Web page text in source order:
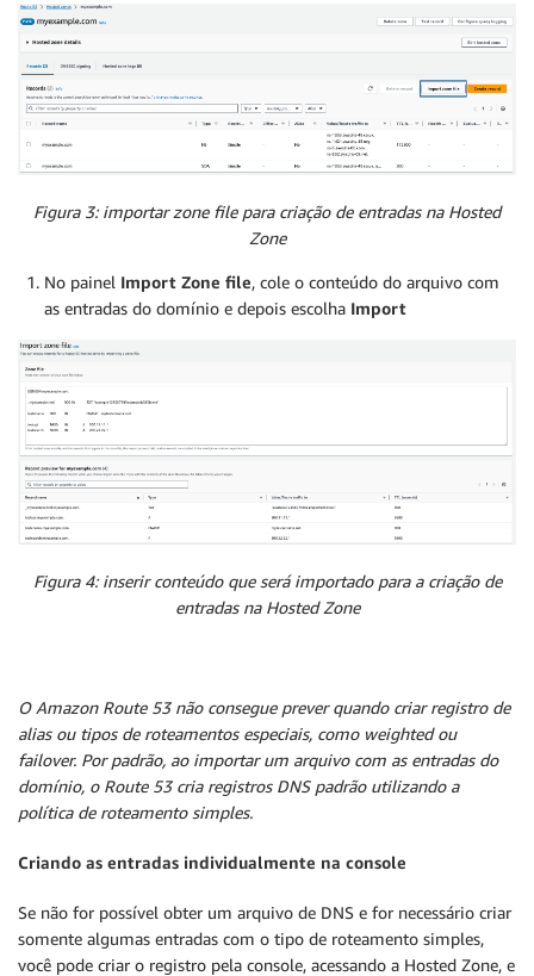
Figura 3: importar zone file para criação de entradas na Hosted
Zone
No painel Import Zone file, cole o conteúdo do arquivo com
as entradas do domínio e depois escolha Import
Figura 4: inserir conteúdo que será importado para a criação de
entradas na Hosted Zone
O Amazon Route 53 não consegue prever quando criar registro de
alias ou tipos de roteamentos especiais, como weighted ou
failover. Por padrão, ao importar um arquivo com as entradas do
domínio, o Route 53 cria registros DNS padrão utilizando a
política de roteamento simples.
Criando as entradas individualmente na console
Se não for possível obter um arquivo de DNS e for necessário criar
somente algumas entradas com o tipo de roteamento simples,
você pode criar o registro pela console, acessando a Hosted Zone, e